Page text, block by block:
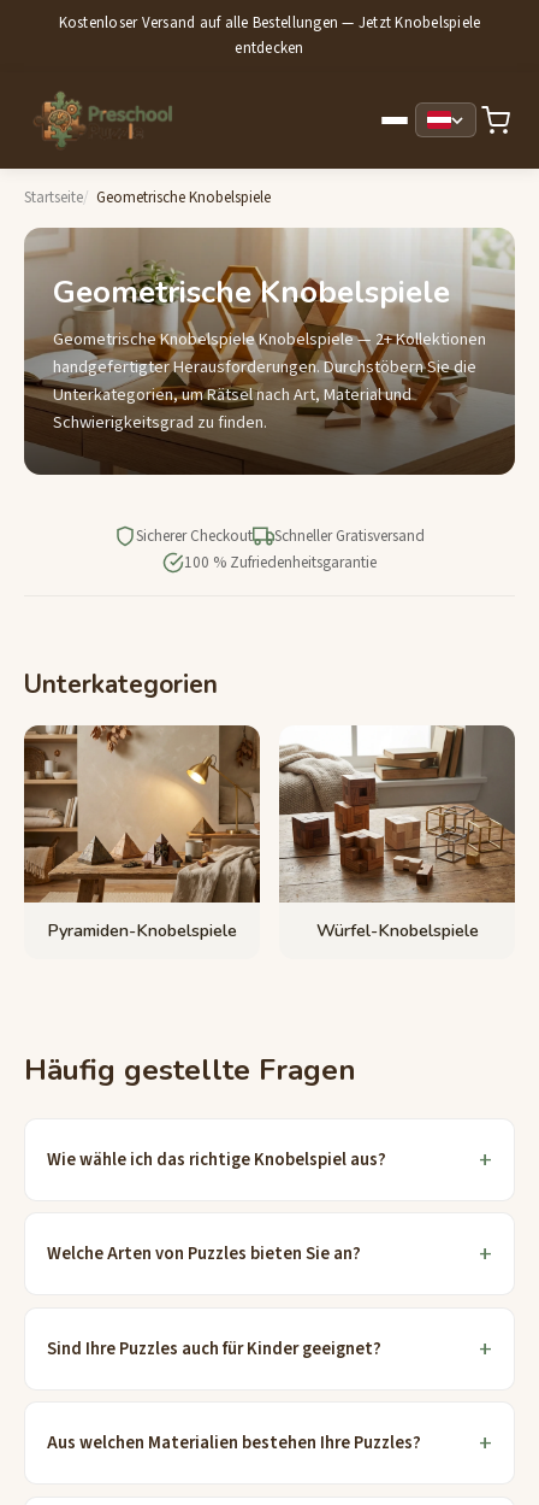
Kostenloser Versand auf alle Bestellungen — Jetzt Knobelspiele
entdecken
Startseite Geometrische Knobelspiele
Geometrische Knobelspiele
Geometrische Knobelspiele Knobelspiele — 2+ Kollektionen
handgefertigter Herausforderungen. Durchstöbern Sie die
Unterkategorien, um Rätsel nach Art, Material und
Schwierigkeitsgrad zu finden.
Sicherer Checkout
Schneller Gratisversand
100 % Zufriedenheitsgarantie
Unterkategorien
Pyramiden-Knobelspiele Würfel-Knobelspiele
Häufig gestellte Fragen
Wie wähle ich das richtige Knobelspiel aus?
Welche Arten von Puzzles bieten Sie an?
Sind Ihre Puzzles auch für Kinder geeignet?
Aus welchen Materialien bestehen Ihre Puzzles?